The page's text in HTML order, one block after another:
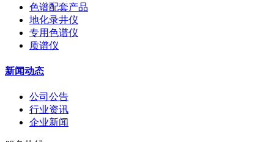
色谱配套产品
地化录井仪
专用色谱仪
质谱仪
新闻动态
公司公告
行业资讯
企业新闻